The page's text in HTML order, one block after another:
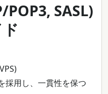
SASL)
採用し、一貫性を保つ